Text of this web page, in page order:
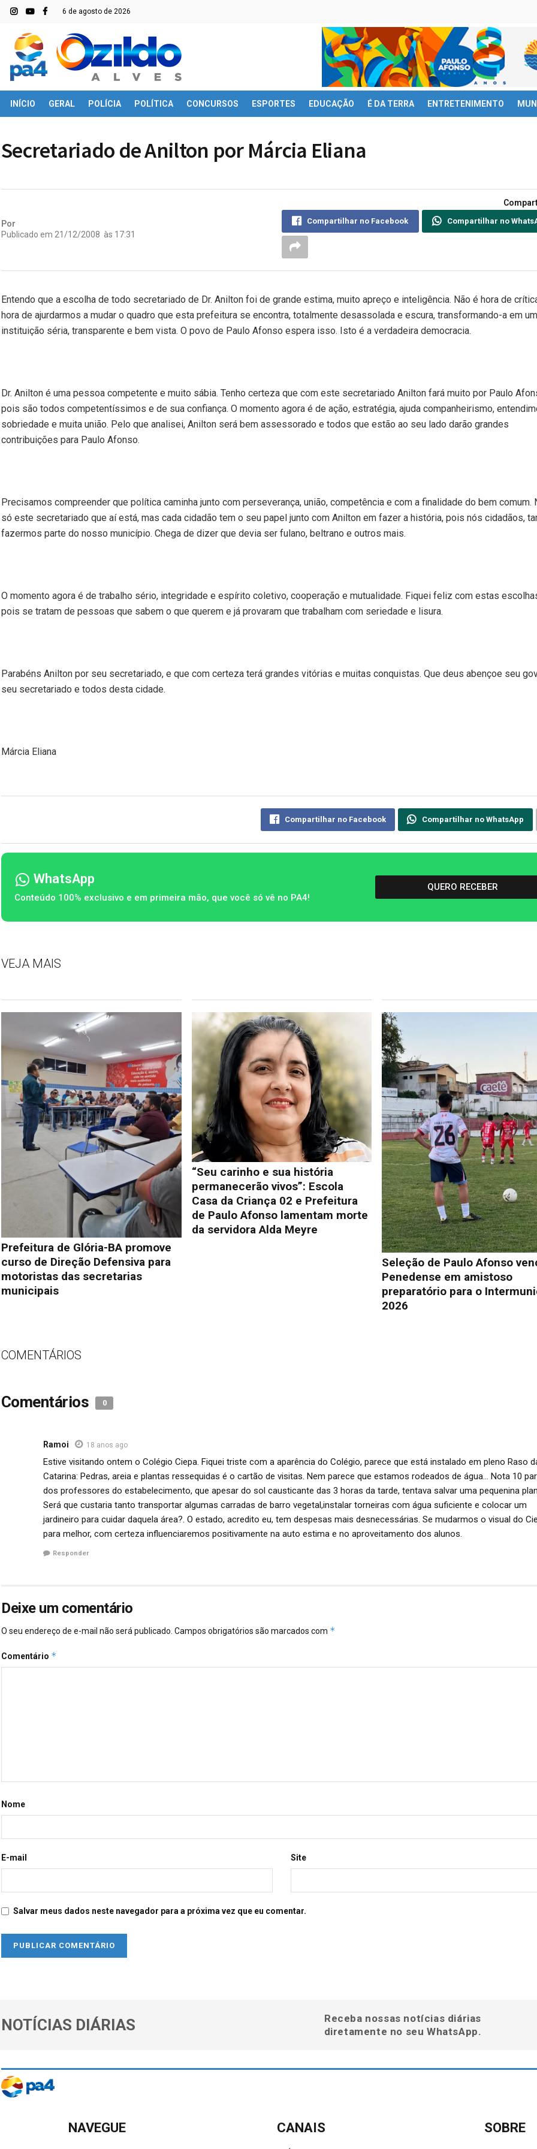
6 de agosto de 2026
INÍCIO GERAL POLÍCIA POLÍTICA CONCURSOS ESPORTES EDUCAÇÃO É DA TERRA ENTRETENIMENTO
Secretariado de Anilton por Márcia Eliana
Por
Publicado em 21/12/2008 às 17:31
Compartilhar no Facebook Compartilhar no
Entendo que a escolha de todo secretariado de Dr. Anilton foi de grande estima, muito apreço e inteligência. Não é hora de
hora de ajurdarmos a mudar o quadro que esta prefeitura se encontra, totalmente desassolada e escura, transformando-a em
instituição séria, transparente e bem vista. O povo de Paulo Afonso espera isso. Isto é a verdadeira democracia.
Dr. Anilton é uma pessoa competente e muito sábia. Tenho certeza que com este secretariado Anilton fará muito por Paulo
pois são todos competentíssimos e de sua confiança. O momento agora é de ação, estratégia, ajuda companheirismo,
sobriedade e muita união. Pelo que analisei, Anilton será bem assessorado e todos que estão ao seu lado darão grandes
contribuições para Paulo Afonso.
Precisamos compreender que política caminha junto com perseverança, união, competência e com a finalidade do bem comum.
só este secretariado que aí está, mas cada cidadão tem o seu papel junto com Anilton em fazer a história, pois nós cidadãos,
fazermos parte do nosso município. Chega de dizer que devia ser fulano, beltrano e outros mais.
O momento agora é de trabalho sério, integridade e espírito coletivo, cooperação e mutualidade. Fiquei feliz com estas
pois se tratam de pessoas que sabem o que querem e já provaram que trabalham com seriedade e lisura.
Parabéns Anilton por seu secretariado, e que com certeza terá grandes vitórias e muitas conquistas. Que deus abençoe seu
seu secretariado e todos desta cidade.
Márcia Eliana
Compartilhar no Facebook Compartilhar no WhatsApp
WhatsApp
Conteúdo 100% exclusivo e em primeira mão, que você só vê no PA4!
QUERO RECEBER
VEJA MAIS
Prefeitura de Glória-BA promove
curso de Direção Defensiva para
motoristas das secretarias
municipais
“Seu carinho e sua história
permanecerão vivos”: Escola
Casa da Criança 02 e Prefeitura
de Paulo Afonso lamentam morte
da servidora Alda Meyre
Seleção de Paulo Afonso
Penedense em amistoso
preparatório para o
2026
COMENTÁRIOS
Comentários 0
Ramoi 18 anos ago
Estive visitando ontem o Colégio Ciepa. Fiquei triste com a aparência do Colégio, parece que está instalado em pleno Raso
Catarina: Pedras, areia e plantas ressequidas é o cartão de visitas. Nem parece que estamos rodeados de água… Nota 10
dos professores do estabelecimento, que apesar do sol causticante das 3 horas da tarde, tentava salvar uma pequenina
Será que custaria tanto transportar algumas carradas de barro vegetal,instalar torneiras com água suficiente e colocar um
jardineiro para cuidar daquela área?. O estado, acredito eu, tem despesas mais desnecessárias. Se mudarmos o visual do
para melhor, com certeza influenciaremos positivamente na auto estima e no aproveitamento dos alunos.
Responder
Deixe um comentário
O seu endereço de e-mail não será publicado. Campos obrigatórios são marcados com *
Comentário *
Nome
E-mail Site
Salvar meus dados neste navegador para a próxima vez que eu comentar.
NOTÍCIAS DIÁRIAS
Receba nossas notícias diárias
diretamente no seu WhatsApp.
NAVEGUE CANAIS SOBRE